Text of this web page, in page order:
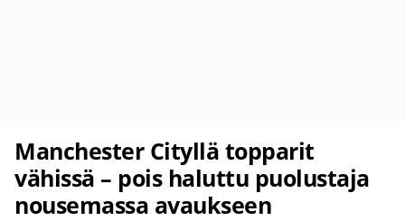
Manchester Cityllä topparit
vähissä – pois haluttu puolustaja
nousemassa avaukseen